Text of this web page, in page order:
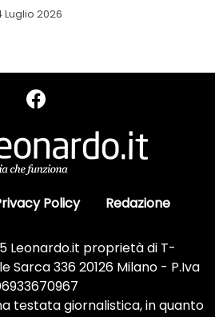
Luglio 2026
Policy Redazione
Leonardo.it proprietà di T-
Sarca 336 20126 Milano - P.Iva
testata giornalistica, in quanto